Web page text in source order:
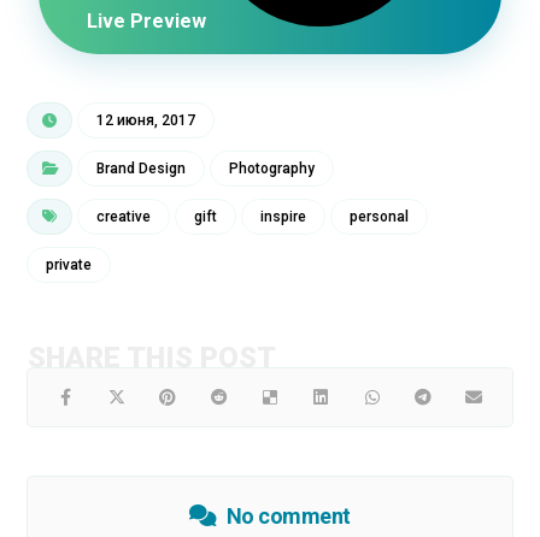
Live Preview
12 июня, 2017
Brand Design Photography
creative gift inspire personal
private
No comment